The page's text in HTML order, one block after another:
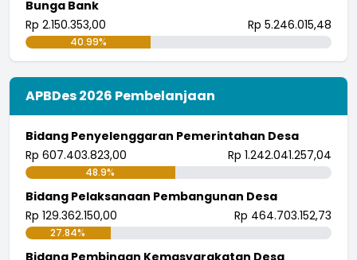
Bunga Bank
Rp 2.150.353,00
Rp 5.246.015,48
40.99%
APBDes 2026 Pembelanjaan
Bidang Penyelenggaran Pemerintahan Desa
Rp 607.403.823,00
Rp 1.242.041.257,04
48.9%
Bidang Pelaksanaan Pembangunan Desa
Rp 129.362.150,00
Rp 464.703.152,73
27.84%